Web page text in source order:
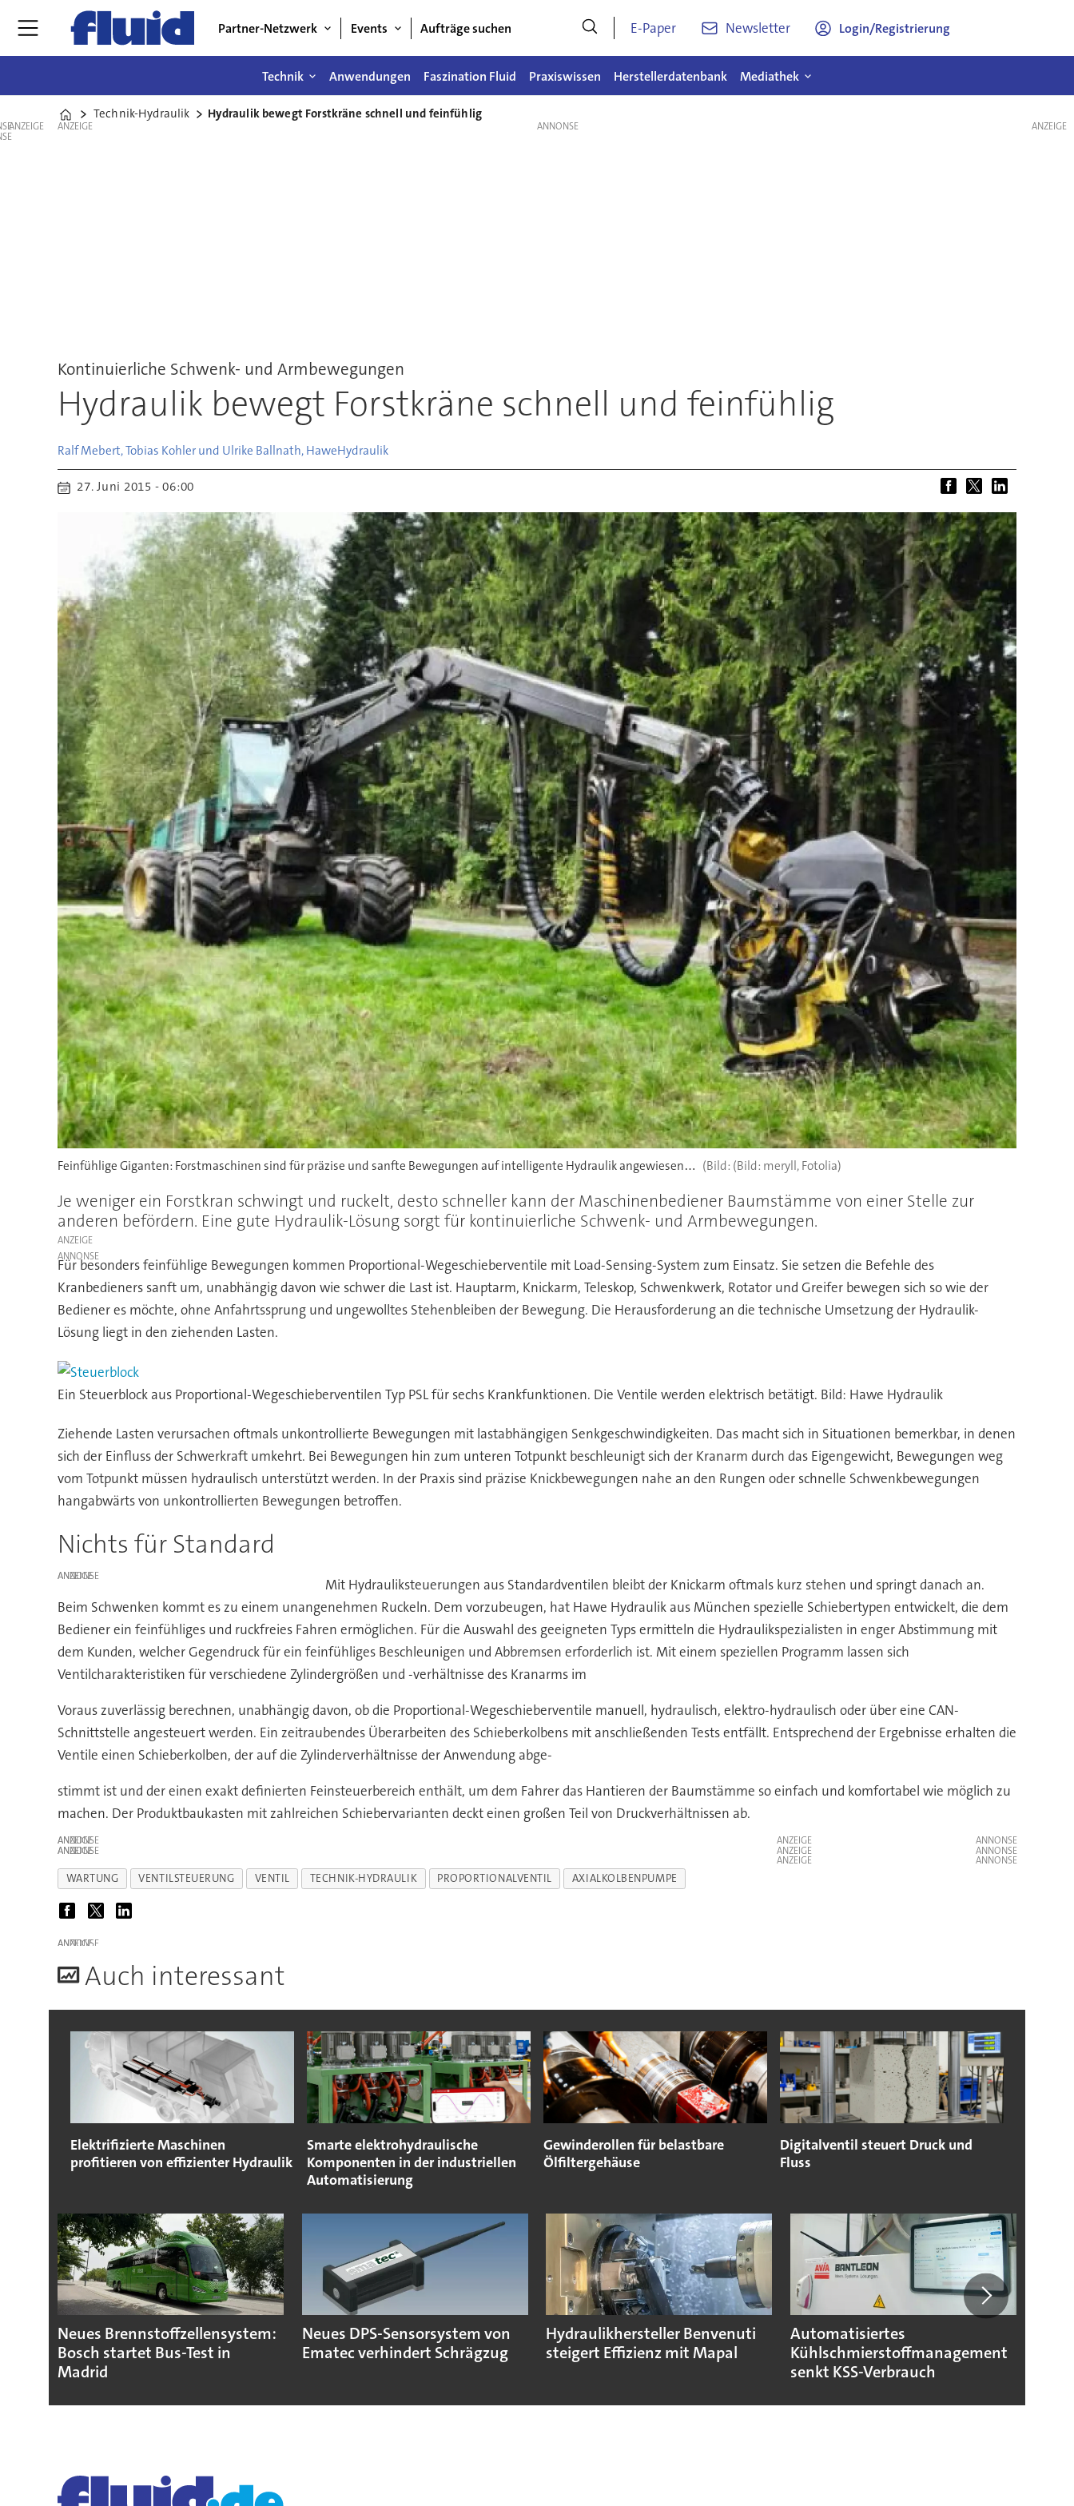
Partner-Netzwerk Events Aufträge suchen E-Paper Newsletter Login/Registrierung
Technik Anwendungen Faszination Fluid Praxiswissen Herstellerdatenbank Mediathek
Home
Technik-Hydraulik Hydraulik bewegt Forstkräne schnell und feinfühlig
ANZEIGE ANZEIGE
Kontinuierliche Schwenk- und Armbewegungen
Hydraulik bewegt Forstkräne schnell und feinfühlig
Ralf Mebert, Tobias Kohler und Ulrike Ballnath, HaweHydraulik
27. Juni 2015 - 06:00
Feinfühlige Giganten: Forstmaschinen sind für präzise und sanfte Bewegungen auf intelligente Hydraulik angewiesen… (Bild: meryll, Fotolia)
Je weniger ein Forstkran schwingt und ruckelt, desto schneller kann der Maschinenbediener Baumstämme von einer Stelle zur
anderen befördern. Eine gute Hydraulik-Lösung sorgt für kontinuierliche Schwenk- und Armbewegungen.
ANZEIGE
Für besonders feinfühlige Bewegungen kommen Proportional-Wegeschieberventile mit Load-Sensing-System zum Einsatz. Sie setzen die Befehle des
Kranbedieners sanft um, unabhängig davon wie schwer die Last ist. Hauptarm, Knickarm, Teleskop, Schwenkwerk, Rotator und Greifer bewegen sich so wie der
Bediener es möchte, ohne Anfahrtssprung und ungewolltes Stehenbleiben der Bewegung. Die Herausforderung an die technische Umsetzung der Hydraulik-
Lösung liegt in den ziehenden Lasten.
Ein Steuerblock aus Proportional-Wegeschieberventilen Typ PSL für sechs Krankfunktionen. Die Ventile werden elektrisch betätigt. Bild: Hawe Hydraulik
Ziehende Lasten verursachen oftmals unkontrollierte Bewegungen mit lastabhängigen Senkgeschwindigkeiten. Das macht sich in Situationen bemerkbar, in denen
sich der Einfluss der Schwerkraft umkehrt. Bei Bewegungen hin zum unteren Totpunkt beschleunigt sich der Kranarm durch das Eigengewicht, Bewegungen weg
vom Totpunkt müssen hydraulisch unterstützt werden. In der Praxis sind präzise Knickbewegungen nahe an den Rungen oder schnelle Schwenkbewegungen
hangabwärts von unkontrollierten Bewegungen betroffen.
Nichts für Standard
ANZEIGE
Mit Hydrauliksteuerungen aus Standardventilen bleibt der Knickarm oftmals kurz stehen und springt danach an.
Beim Schwenken kommt es zu einem unangenehmen Ruckeln. Dem vorzubeugen, hat Hawe Hydraulik aus München spezielle Schiebertypen entwickelt, die dem
Bediener ein feinfühliges und ruckfreies Fahren ermöglichen. Für die Auswahl des geeigneten Typs ermitteln die Hydraulikspezialisten in enger Abstimmung mit
dem Kunden, welcher Gegendruck für ein feinfühliges Beschleunigen und Abbremsen erforderlich ist. Mit einem speziellen Programm lassen sich
Ventilcharakteristiken für verschiedene Zylindergrößen und -verhältnisse des Kranarms im
Voraus zuverlässig berechnen, unabhängig davon, ob die Proportional-Wegeschieberventile manuell, hydraulisch, elektro-hydraulisch oder über eine CAN-
Schnittstelle angesteuert werden. Ein zeitraubendes Überarbeiten des Schieberkolbens mit anschließenden Tests entfällt. Entsprechend der Ergebnisse erhalten die
Ventile einen Schieberkolben, der auf die Zylinderverhältnisse der Anwendung abge-
stimmt ist und der einen exakt definierten Feinsteuerbereich enthält, um dem Fahrer das Hantieren der Baumstämme so einfach und komfortabel wie möglich zu
machen. Der Produktbaukasten mit zahlreichen Schiebervarianten deckt einen großen Teil von Druckverhältnissen ab.
ANZEIGE
ANZEIGE
ANZEIGE
ANZEIGE
ANZEIGE
WARTUNG VENTILSTEUERUNG VENTIL TECHNIK-HYDRAULIK PROPORTIONALVENTIL AXIALKOLBENPUMPE
ANZEIGE
Auch interessant
Elektrifizierte Maschinen
profitieren von effizienter Hydraulik
Smarte elektrohydraulische
Komponenten in der industriellen
Automatisierung
Gewinderollen für belastbare
Ölfiltergehäuse
Digitalventil steuert Druck und
Fluss
Neues Brennstoffzellensystem:
Bosch startet Bus-Test in
Madrid
Neues DPS-Sensorsystem von
Ematec verhindert Schrägzug
Hydraulikhersteller Benvenuti
steigert Effizienz mit Mapal
Automatisiertes
Kühlschmierstoffmanagement
senkt KSS-Verbrauch
ANZEIGE